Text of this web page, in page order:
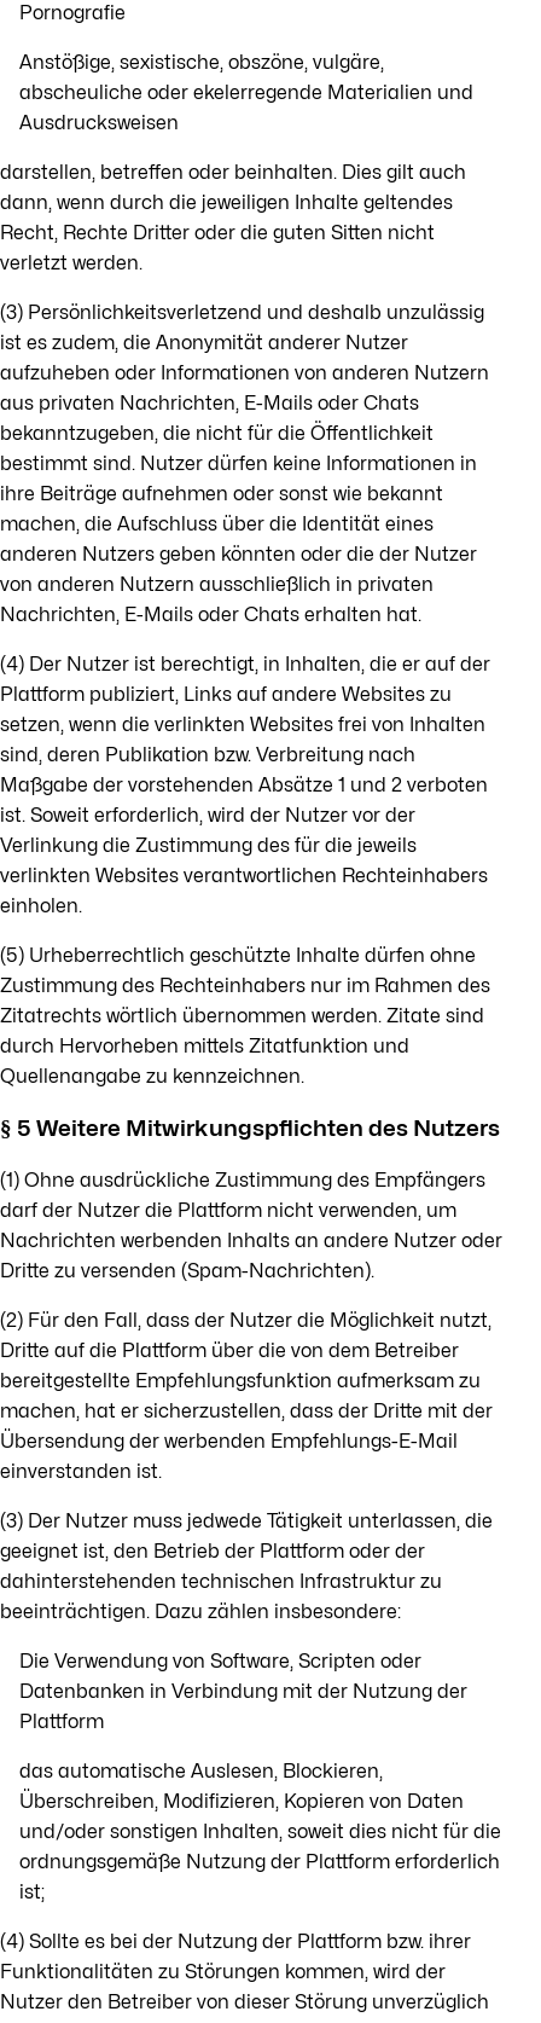
Pornografie
Anstößige, sexistische, obszöne, vulgäre,
abscheuliche oder ekelerregende Materialien und
Ausdrucksweisen
darstellen, betreffen oder beinhalten. Dies gilt auch
dann, wenn durch die jeweiligen Inhalte geltendes
Recht, Rechte Dritter oder die guten Sitten nicht
verletzt werden.
(3) Persönlichkeitsverletzend und deshalb unzulässig
ist es zudem, die Anonymität anderer Nutzer
aufzuheben oder Informationen von anderen Nutzern
aus privaten Nachrichten, E-Mails oder Chats
bekanntzugeben, die nicht für die Öffentlichkeit
bestimmt sind. Nutzer dürfen keine Informationen in
ihre Beiträge aufnehmen oder sonst wie bekannt
machen, die Aufschluss über die Identität eines
anderen Nutzers geben könnten oder die der Nutzer
von anderen Nutzern ausschließlich in privaten
Nachrichten, E-Mails oder Chats erhalten hat.
(4) Der Nutzer ist berechtigt, in Inhalten, die er auf der
Plattform publiziert, Links auf andere Websites zu
setzen, wenn die verlinkten Websites frei von Inhalten
sind, deren Publikation bzw. Verbreitung nach
Maßgabe der vorstehenden Absätze 1 und 2 verboten
ist. Soweit erforderlich, wird der Nutzer vor der
Verlinkung die Zustimmung des für die jeweils
verlinkten Websites verantwortlichen Rechteinhabers
einholen.
(5) Urheberrechtlich geschützte Inhalte dürfen ohne
Zustimmung des Rechteinhabers nur im Rahmen des
Zitatrechts wörtlich übernommen werden. Zitate sind
durch Hervorheben mittels Zitatfunktion und
Quellenangabe zu kennzeichnen.
§ 5 Weitere Mitwirkungspflichten des Nutzers
(1) Ohne ausdrückliche Zustimmung des Empfängers
darf der Nutzer die Plattform nicht verwenden, um
Nachrichten werbenden Inhalts an andere Nutzer oder
Dritte zu versenden (Spam-Nachrichten).
(2) Für den Fall, dass der Nutzer die Möglichkeit nutzt,
Dritte auf die Plattform über die von dem Betreiber
bereitgestellte Empfehlungsfunktion aufmerksam zu
machen, hat er sicherzustellen, dass der Dritte mit der
Übersendung der werbenden Empfehlungs-E-Mail
einverstanden ist.
(3) Der Nutzer muss jedwede Tätigkeit unterlassen, die
geeignet ist, den Betrieb der Plattform oder der
dahinterstehenden technischen Infrastruktur zu
beeinträchtigen. Dazu zählen insbesondere:
Die Verwendung von Software, Scripten oder
Datenbanken in Verbindung mit der Nutzung der
Plattform
das automatische Auslesen, Blockieren,
Überschreiben, Modifizieren, Kopieren von Daten
und/oder sonstigen Inhalten, soweit dies nicht für die
ordnungsgemäße Nutzung der Plattform erforderlich
ist;
(4) Sollte es bei der Nutzung der Plattform bzw. ihrer
Funktionalitäten zu Störungen kommen, wird der
Nutzer den Betreiber von dieser Störung unverzüglich